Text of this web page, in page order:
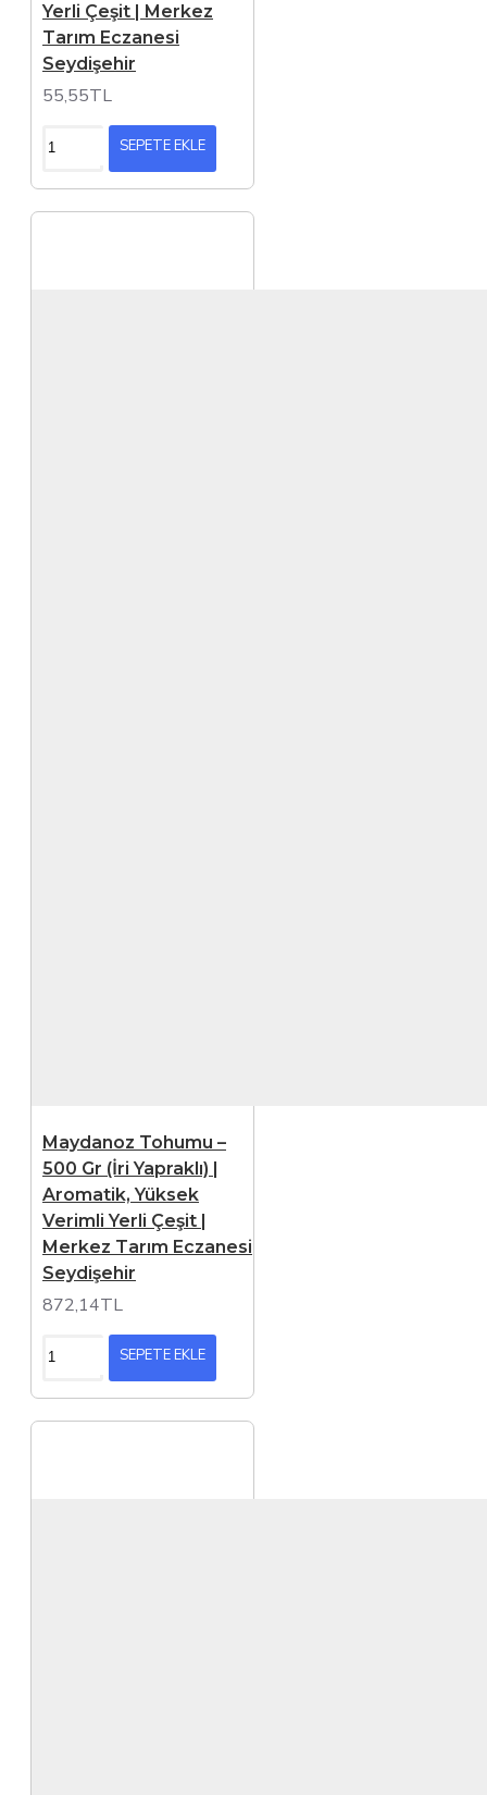
Yerli Çeşit | Merkez
Tarım Eczanesi
Seydişehir
55,55TL
SEPETE EKLE
Maydanoz Tohumu –
500 Gr (İri Yapraklı) |
Aromatik, Yüksek
Verimli Yerli Çeşit |
Merkez Tarım Eczanesi
Seydişehir
872,14TL
SEPETE EKLE